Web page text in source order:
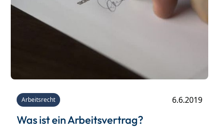
Arbeitsrecht 6.6.2019
Was ist ein Arbeitsvertrag?